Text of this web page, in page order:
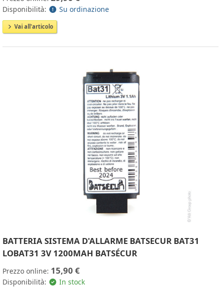
Disponibilità: Su ordinazione
Vai all'articolo
BATTERIA SISTEMA D'ALLARME BATSECUR BAT31
LOBAT31 3V 1200MAH BATSÉCUR
Prezzo online: 15,90 €
Disponibilità: In stock